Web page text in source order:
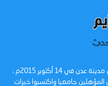
عدن تايم - صحيفة الكترونية تأسست في مدينة عدن في 14 أكتوبر 2015م ،
جامعيا واكتسبوا خبرات